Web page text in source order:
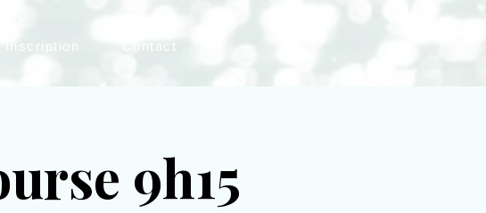
Inscription Contact
9h15